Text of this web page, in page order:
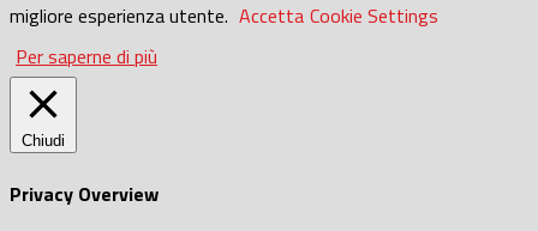
migliore esperienza utente. Accetta Cookie Settings
Per saperne di più
Chiudi
Privacy Overview